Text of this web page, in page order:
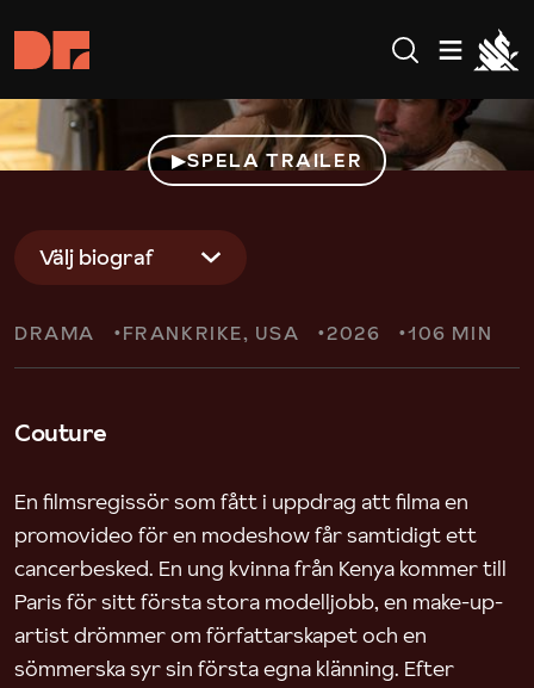
SPELA TRAILER
Välj biograf
DRAMA FRANKRIKE USA 2026 106 MIN
Couture
En filmsregissör som fått i uppdrag att filma en
promovideo för en modeshow får samtidigt ett
cancerbesked. En ung kvinna från Kenya kommer till
Paris för sitt första stora modelljobb, en make-up-
artist drömmer om författarskapet och en
sömmerska syr sin första egna klänning. Efter